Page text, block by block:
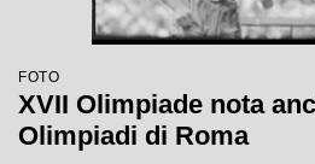
FOTO
XVII Olimpiade nota
Olimpiadi di Roma